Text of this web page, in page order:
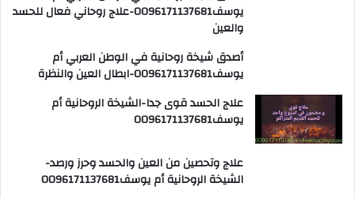
يوسف0096171137681-علاج روحاني فعال للحسد
والعين
أصدق شيخة روحانية في الوطن العربي أم
يوسف0096171137681-ابطال العين والنظرة
علاج الحسد قوى جدا-الشيخة الروحانية أم
يوسف0096171137681
علاج وتحصين من العين والحسد وحرز ورصد-
الشيخة الروحانية أم يوسف0096171137681